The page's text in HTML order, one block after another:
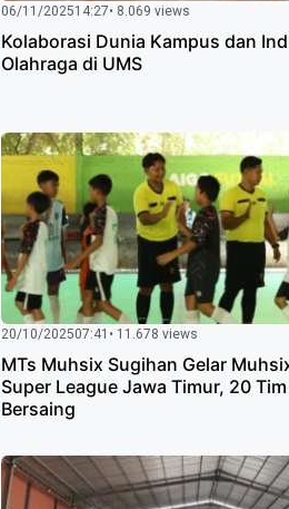
06/11/202514:27• 8.069 views
Kolaborasi Dunia Kampus dan
Olahraga di UMS
20/10/202507:41 • 11.678 views
MTs Muhsix Sugihan Gelar
Super League Jawa Timur, 20
Bersaing